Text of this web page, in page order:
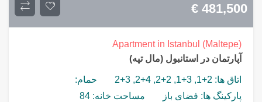
481,500
€
Apartment in Istanbul (Maltepe)
آپارتمان در استانبول (مال تپه)
اتاق ها: 2+1, 3+1, 2+2, 4+2, 3+2
حمام:
پارکینگ ها: فضای باز
مساحت خانه: 84